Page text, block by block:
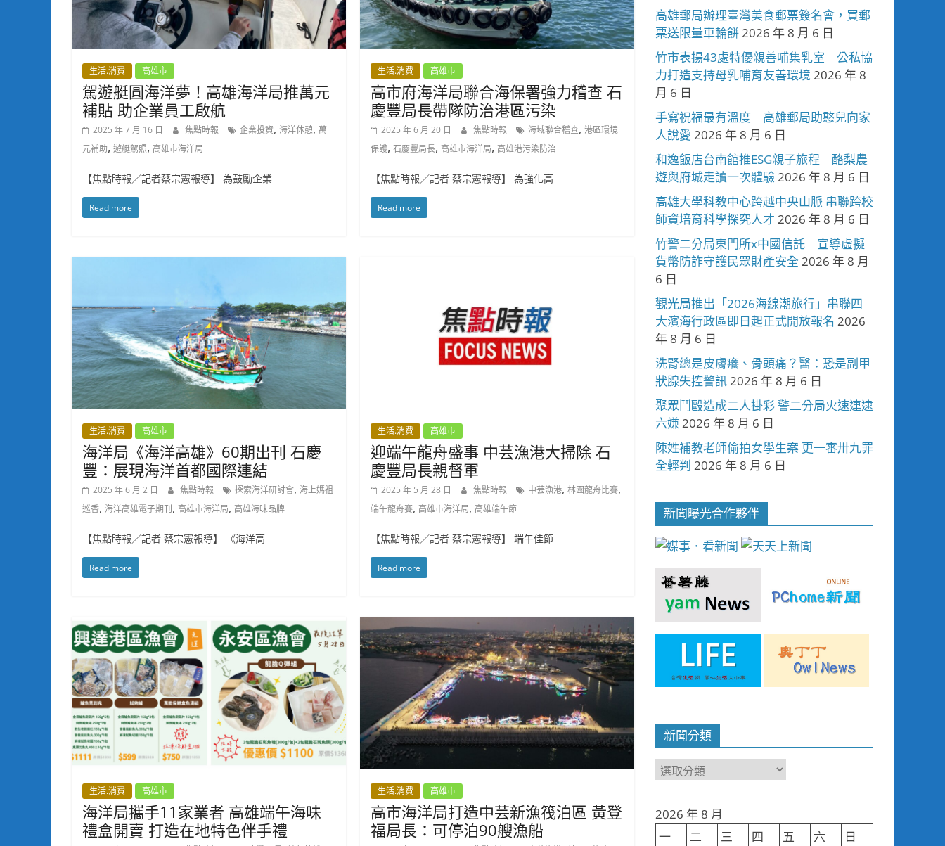
生活.消費 高雄市
駕遊艇圓海洋夢！高雄海洋局推萬元
補貼 助企業員工啟航
2025 年 7 月 16 日 焦點時報 企業投資, 海洋休憩, 萬
元補助, 遊艇駕照, 高雄市海洋局
【焦點時報／記者蔡宗憲報導】 為鼓勵企業
Read more
生活.消費 高雄市
高市府海洋局聯合海保署強力稽查 石
慶豐局長帶隊防治港區污染
2025 年 6 月 20 日 焦點時報 海域聯合稽查,港區環境
保護,石慶豐局長,高雄市海洋局,高雄港污染防治
【焦點時報／記者 蔡宗憲報導】 為強化高
Read more
生活.消費 高雄市
海洋局《海洋高雄》60期出刊 石慶
豐：展現海洋首都國際連結
2025 年 6 月 2 日 焦點時報 探索海洋研討會, 海上媽祖
巡香, 海洋高雄電子期刊, 高雄市海洋局, 高雄海味品牌
【焦點時報／記者 蔡宗憲報導】 《海洋高
Read more
生活.消費 高雄市
迎端午龍舟盛事 中芸漁港大掃除 石
慶豐局長親督軍
2025 年 5 月 28 日 焦點時報 中芸漁港,林園龍舟比賽,
端午龍舟賽,高雄市海洋局,高雄端午節
【焦點時報／記者 蔡宗憲報導】 端午佳節
Read more
生活.消費 高雄市
海洋局攜手11家業者 高雄端午海味
禮盒開賣 打造在地特色伴手禮
生活.消費 高雄市
高市海洋局打造中芸新漁筏泊區 黃登
福局長：可停泊90艘漁船
高雄郵局辦理臺灣美食郵票簽名會，買郵
票送限量車輪餅2026 年 8 月 6 日
竹市表揚43處特優親善哺集乳室 公私協
力打造支持母乳哺育友善環境2026 年 8
月 6 日
手寫祝福最有溫度 高雄郵局助憨兒向家
人說愛 2026 年 8 月 6 日
和逸飯店台南館推ESG親子旅程 酪梨農
遊與府城走讀一次體驗2026 年 8 月 6 日
高雄大學科教中心跨越中央山脈 串聯跨校
師資培育科學探究人才 2026 年 8 月 6 日
竹警二分局東門所x中國信託 宣導虛擬
貨幣防詐守護民眾財產安全 2026 年 8 月
6 日
觀光局推出「2026海線潮旅行」串聯四
大濱海行政區即日起正式開放報名 2026
年 8 月 6 日
洗腎總是皮膚癢、骨頭痛？醫：恐是副甲
狀腺失控警訊2026 年 8 月 6 日
聚眾鬥毆造成二人掛彩 警二分局火速連逮
六嫌2026 年 8 月 6 日
陳姓補教老師偷拍女學生案 更一審卅九罪
全輕判 2026 年 8 月 6 日
新聞曝光合作夥伴
新聞分類
新
類
2026 年 8 月
一
二 三 四 五 六 日